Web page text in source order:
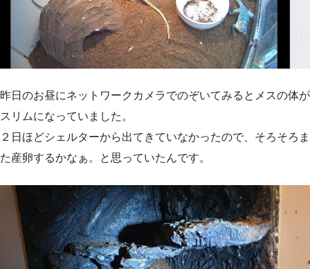
昨日のお昼にネットワークカメラでのぞいてみるとメスの体が
スリムになっていました。
２日ほどシェルターから出てきていなかったので、そろそろま
た産卵するかなぁ。と思っていたんです。